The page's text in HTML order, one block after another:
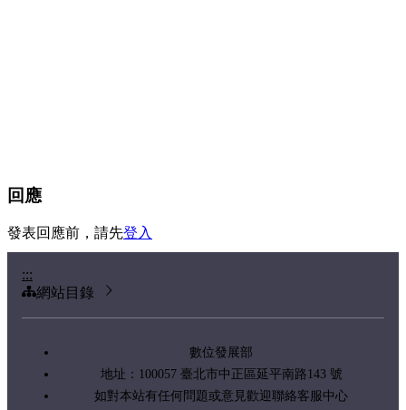
回應
發表回應前，請先登入
:::
網站目錄
數位發展部
地址：100057 臺北市中正區延平南路143 號
如對本站有任何問題或意見歡迎聯絡客服中心